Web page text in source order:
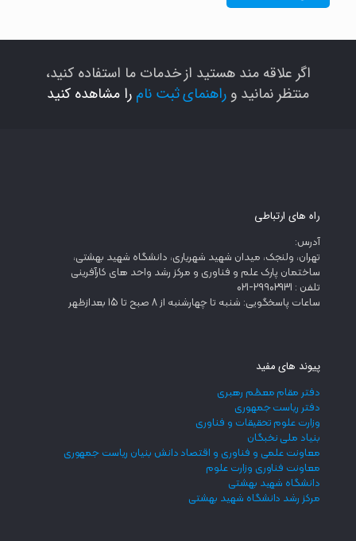
اگر علاقه مند هستید از خدمات ما استفاده کنید،
منتظر نمانید و راهنمای ثبت نام را مشاهده کنید
راه های ارتباطی
آدرس:
تهران، ولنجک، میدان شهید شهریاری، دانشگاه شهید بهشتی،
ساختمان پارک علم و فناوری و مرکز رشد واحد های کارآفرینی
تلفن : 29902931-021
ساعات پاسخگویی: شنبه تا چهارشنبه از 8 صبح تا 15 بعدازظهر
پیوند های مفید
دفتر مقام معظم رهبری
دفتر ریاست جمهوری
وزارت علوم تحقیقات و فناوری
بنیاد ملی نخبگان
معاونت علمی و فناوری و اقتصاد دانش بنیان ریاست جمهوری
معاونت فناوری وزارت علوم
دانشگاه شهید بهشتی
مرکز رشد دانشگاه شهید بهشتی